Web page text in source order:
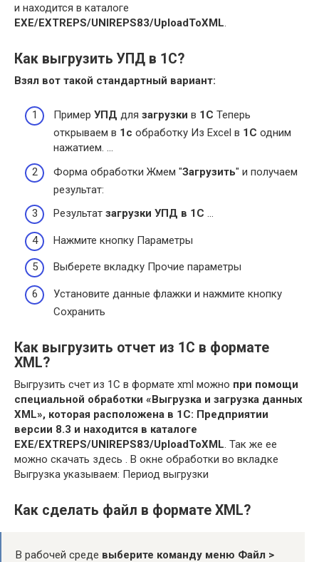
и находится в каталоге
EXE/EXTREPS/UNIREPS83/UploadToXML.
Как выгрузить УПД в 1С?
Взял вот такой стандартный вариант:
Пример УПД для загрузки в 1С Теперь
открываем в 1с обработку Из Excel в 1С одним
нажатием. …
Форма обработки Жмем "Загрузить" и получаем
результат:
Результат загрузки УПД в 1С …
Нажмите кнопку Параметры
Выберете вкладку Прочие параметры
Установите данные флажки и нажмите кнопку
Сохранить
Как выгрузить отчет из 1С в формате
XML?
Выгрузить счет из 1С в формате xml можно при помощи
специальной обработки «Выгрузка и загрузка данных
XML», которая расположена в 1С: Предприятии
версии 8.3 и находится в каталоге
EXE/EXTREPS/UNIREPS83/UploadToXML. Так же ее
можно скачать здесь . В окне обработки во вкладке
Выгрузка указываем: Период выгрузки
Как сделать файл в формате XML?
В рабочей среде выберите команду меню Файл >